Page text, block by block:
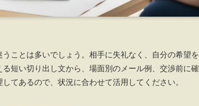
ことは多いでしょう。相手に失礼なく、自分の希望を
短い切り出し文から、場面別のメール例、交渉前に確
てあるので、状況に合わせて活用してください。